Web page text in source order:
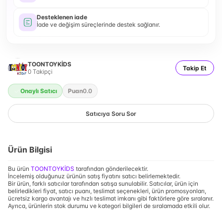
Desteklenen iade
İade ve değişim süreçlerinde destek sağlanır.
TOONTOYKİDS
0 Takipçi Takip Et
Onaylı Satıcı Puan0.0
Satıcıya Soru Sor
Ürün Bilgisi
Bu ürün TOONTOYKİDS tarafından gönderilecektir.
İncelemiş olduğunuz ürünün satış fiyatını satıcı belirlemektedir.
Bir ürün, farklı satıcılar tarafından satışa sunulabilir. Satıcılar, ürün için
belirledikleri fiyat, satıcı puanı, teslimat seçenekleri, ürün promosyonları,
ücretsiz kargo avantajı ve hızlı teslimat imkanı gibi faktörlere göre sıralanır.
Ayrıca, ürünlerin stok durumu ve kategori bilgileri de sıralamada etkili olur.